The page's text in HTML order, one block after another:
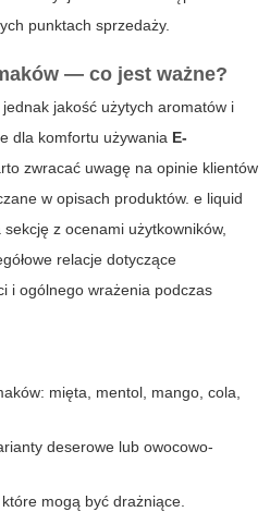
punktach sprzedaży.
— co jest ważne?
jakość użytych aromatów i
dla komfortu używania E-
zwracać uwagę na opinie klientów
w opisach produktów. e liquid
z ocenami użytkowników,
relacje dotyczące
i ogólnego wrażenia podczas
mięta, mentol, mango, cola,
deserowe lub owocowo-
mogą być drażniące.